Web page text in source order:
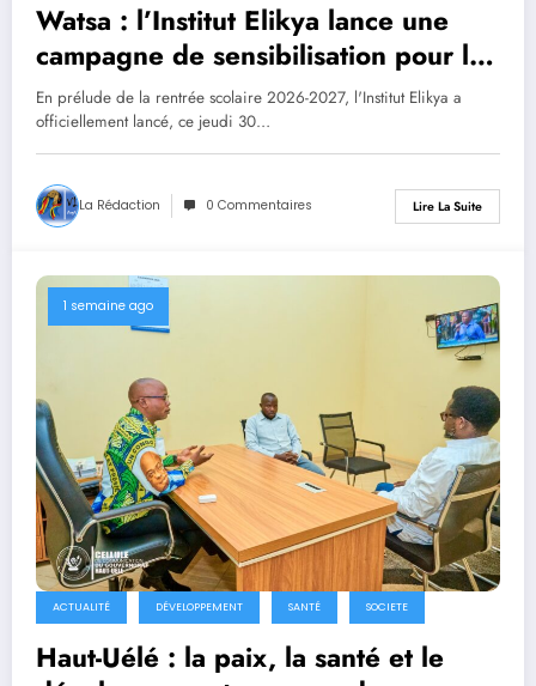
Watsa : l’Institut Elikya lance une
campagne de sensibilisation pour les
inscriptions scolaires
En prélude de la rentrée scolaire 2026-2027, l'Institut Elikya a
officiellement lancé, ce jeudi 30…
La Rédaction 0 Commentaires Lire La Suite
1 semaine ago
ACTUALITÉ DÉVELOPPEMENT SANTÉ SOCIETE
Haut-Uélé : la paix, la santé et le